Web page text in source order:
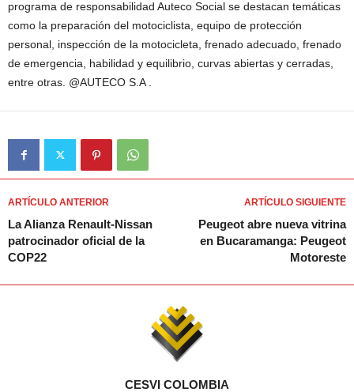
programa de responsabilidad Auteco Social se destacan temáticas
como la preparación del motociclista, equipo de protección
personal, inspección de la motocicleta, frenado adecuado, frenado
de emergencia, habilidad y equilibrio, curvas abiertas y cerradas,
entre otras. @AUTECO S.A .
ARTÍCULO ANTERIOR
La Alianza Renault-Nissan
patrocinador oficial de la
COP22
ARTÍCULO SIGUIENTE
Peugeot abre nueva vitrina
en Bucaramanga: Peugeot
Motoreste
CESVI COLOMBIA